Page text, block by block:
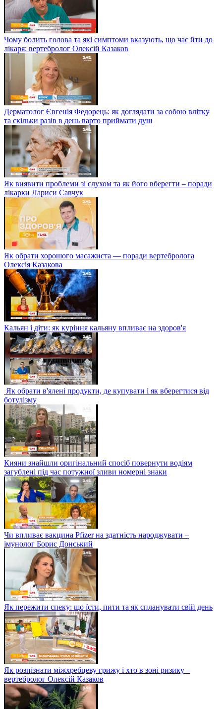
Чому болить голова та які симптоми вказують, що час йти до
лікаря: вертебролог Олексій Казаков
Дерматолог Євгенія Федорець: як доглядати за собою влітку
та скільки разів в день варто приймати душ
Як виявити проблеми зі слухом та як його вберегти – поради
лікарки Лариси Савчук
Як обрати хорошого масажиста — поради вертебролога
Олексія Казакова
Кальян і діти: як куріння кальяну впливає на здоров'я
Як обрати в'ялені продукти, де купувати і як вберегтися від
ботулізму
Кияни знайшли оригінальний спосіб повернути водіям
загублені під час потужної зливи номерні знаки
Чи впливає вакцина Pfizer на здатність народжувати –
імунолог Борис Донський
Як пережити спеку: що їсти, пити та як спланувати свій день
Як розпізнати міжхребцеву грижу і хто в зоні ризику –
вертебролог Олексій Казаков